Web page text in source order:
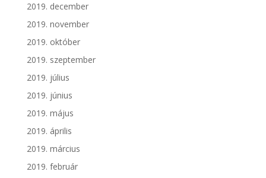
2019. december
2019. november
2019. október
2019. szeptember
2019. július
2019. június
2019. május
2019. április
2019. március
2019. február